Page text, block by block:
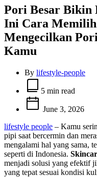
Pori Besar Bikin
Ini Cara
Mengecilkan
Kamu
By lifestyle-people
Estimated
read
time
5 min read
June 3, 2026
lifestyle people – Kamu
pipi saat bercermin dan
mengalami hal yang sama,
seperti di Indonesia.
menjadi solusi yang efektif
yang tepat sesuai kondisi